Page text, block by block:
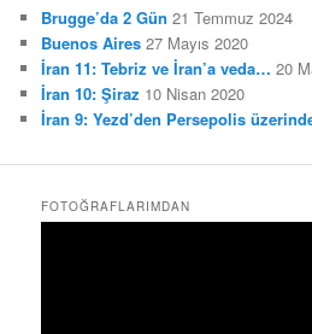
Brugge’da 2 Gün 21 Temmuz 2024
Buenos Aires 27 Mayıs 2020
İran 11: Tebriz ve İran’a veda… 20
İran 10: Şiraz 10 Nisan 2020
İran 9: Yezd’den Persepolis
FOTOĞRAFLARIMDAN